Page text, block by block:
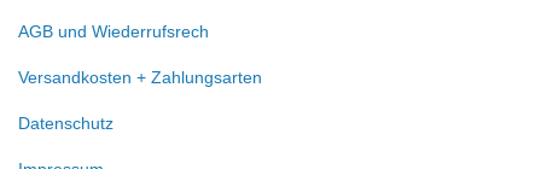
AGB und Wiederrufsrech
Versandkosten + Zahlungsarten
Datenschutz